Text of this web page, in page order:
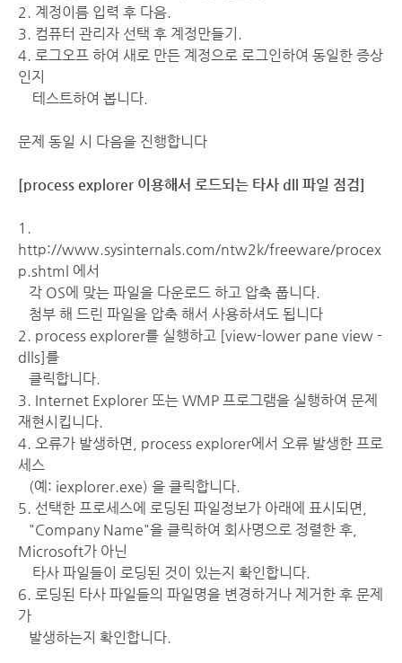
2. 계정이름 입력 후 다음.
3. 컴퓨터 관리자 선택 후 계정만들기.
4. 로그오프 하여 새로 만든 계정으로 로그인하여 동일한 증상
인지
테스트하여 봅니다.
문제 동일 시 다음을 진행합니다
[process explorer 이용해서 로드되는 타사 dll 파일 점검]
1.
http://www.sysinternals.com/ntw2k/freeware/procex
p.shtml 에서
각 OS에 맞는 파일을 다운로드 하고 압축 풉니다.
첨부 해 드린 파일을 압축 해서 사용하셔도 됩니다
2. process explorer를 실행하고 [view-lower pane view -
dlls]를
클릭합니다.
3. Internet Explorer 또는 WMP 프로그램을 실행하여 문제
재현시킵니다.
4. 오류가 발생하면, process explorer에서 오류 발생한 프로
세스
(예: iexplorer.exe) 을 클릭합니다.
5. 선택한 프로세스에 로딩된 파일정보가 아래에 표시되면,
"Company Name"을 클릭하여 회사명으로 정렬한 후,
Microsoft가 아닌
타사 파일들이 로딩된 것이 있는지 확인합니다.
6. 로딩된 타사 파일들의 파일명을 변경하거나 제거한 후 문제
가
발생하는지 확인합니다.